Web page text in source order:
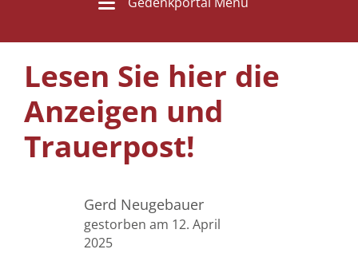
Lesen Sie hier die
Anzeigen und
Trauerpost!
Gerd Neugebauer
gestorben am 12. April
2025